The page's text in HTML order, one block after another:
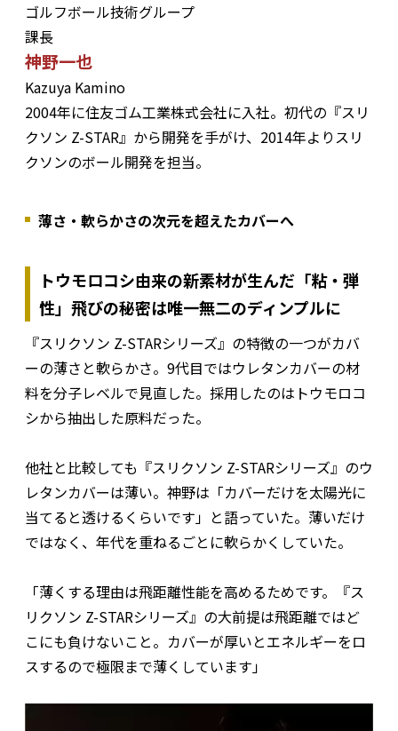
ゴルフボール技術グループ
課長
神野一也
Kazuya Kamino
2004年に住友ゴム工業株式会社に入社。初代の『スリ
クソン Z-STAR』から開発を手がけ、2014年よりスリ
クソンのボール開発を担当。
薄さ・軟らかさの次元を超えたカバーへ
トウモロコシ由来の新素材が生んだ「粘・弾
性」飛びの秘密は唯一無二のディンプルに
『スリクソン Z-STARシリーズ』の特徴の一つがカバ
ーの薄さと軟らかさ。9代目ではウレタンカバーの材
料を分子レベルで見直した。採用したのはトウモロコ
シから抽出した原料だった。
他社と比較しても『スリクソン Z-STARシリーズ』のウ
レタンカバーは薄い。神野は「カバーだけを太陽光に
当てると透けるくらいです」と語っていた。薄いだけ
ではなく、年代を重ねるごとに軟らかくしていた。
「薄くする理由は飛距離性能を高めるためです。『ス
リクソン Z-STARシリーズ』の大前提は飛距離ではど
こにも負けないこと。カバーが厚いとエネルギーをロ
スするので極限まで薄くしています」